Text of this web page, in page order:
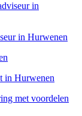
in
in Hurwenen
in Hurwenen
met voordelen